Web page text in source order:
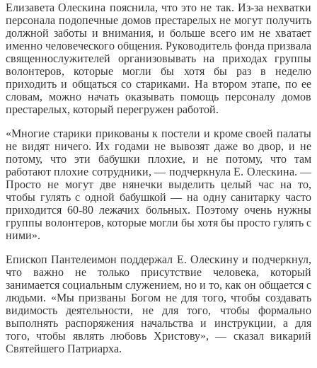
Елизавета Олескина пояснила, что это не так. Из-за нехватки
персонала подопечные домов престарелых не могут получить
должной заботы и внимания, и больше всего им не хватает
именно человеческого общения. Руководитель фонда призвала
священнослужителей организовывать на приходах группы
волонтеров, которые могли бы хотя бы раз в неделю
приходить и общаться со стариками. На втором этапе, по ее
словам, можно начать оказывать помощь персоналу домов
престарелых, который перегружен работой.
«Многие старики прикованы к постели и кроме своей палаты
не видят ничего. Их годами не вывозят даже во двор, и не
потому, что эти бабушки плохие, и не потому, что там
работают плохие сотрудники, — подчеркнула Е. Олескина. —
Просто не могут две нянечки выделить целый час на то,
чтобы гулять с одной бабушкой — на одну санитарку часто
приходится 60-80 лежачих больных. Поэтому очень нужны
группы волонтеров, которые могли бы хотя бы просто гулять с
ними».
Епископ Пантелеимон поддержал Е. Олескину и подчеркнул,
что важно не только присутствие человека, который
занимается социальным служением, но и то, как он общается с
людьми. «Мы призваны Богом не для того, чтобы создавать
видимость деятельности, не для того, чтобы формально
выполнять распоряжения начальства и инструкции, а для
того, чтобы являть любовь Христову», — сказал викарий
Святейшего Патриарха.